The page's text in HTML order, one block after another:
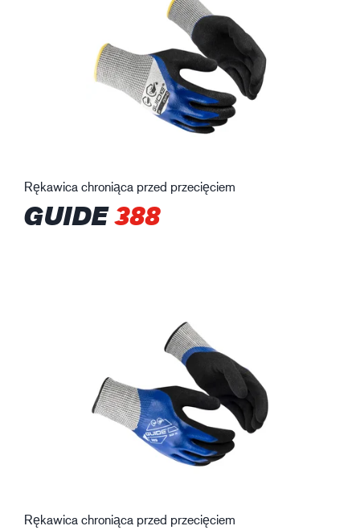
Rękawica chroniąca przed przecięciem
GUIDE388
Rękawica chroniąca przed przecięciem